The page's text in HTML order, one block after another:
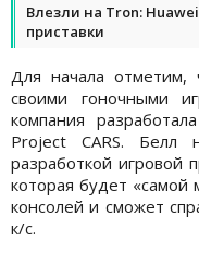
Влезли на Tron:
приставки
Для начала отметим,
своими гоночными
компания
Project CARS. Белл
разработкой игровой
которая будет
консолей и сможет
к/с.